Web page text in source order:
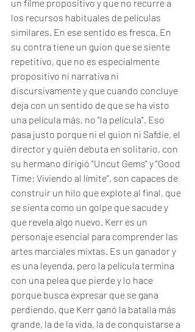
un filme propositivo y que no recurre a
los recursos habituales de películas
similares. En ese sentido es fresca. En
su contra tiene un guion que se siente
repetitivo, que no es especialmente
propositivo ni narrativa ni
discursivamente y que cuando concluye
deja con un sentido de que se ha visto
una película más, no "la película". Eso
pasa justo porque ni el guion ni Safdie, el
director y quién debuta en solitario, con
su hermano dirigió "Uncut Gems" y "Good
Time: Viviendo al límite", son capaces de
construir un hilo que explote al final, que
se sienta como un golpe que sacude y
que revela algo nuevo. Kerr es un
personaje esencial para comprender las
artes marciales mixtas. Es un ganador y
es una leyenda, pero la película termina
con una pelea que pierde y lo hace
porque busca expresar que se gana
perdiendo, que Kerr ganó la batalla más
grande, la de la vida, la de conquistarse a